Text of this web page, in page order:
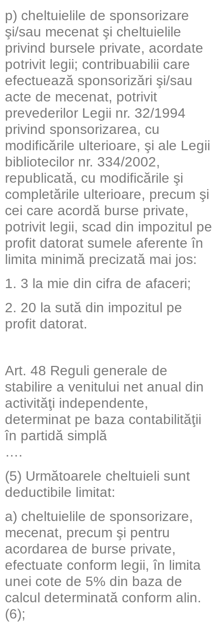
p) cheltuielile de sponsorizare
şi/sau mecenat şi cheltuielile
privind bursele private, acordate
potrivit legii; contribuabilii care
efectuează sponsorizări şi/sau
acte de mecenat, potrivit
prevederilor Legii nr. 32/1994
privind sponsorizarea, cu
modificările ulterioare, şi ale Legii
bibliotecilor nr. 334/2002,
republicată, cu modificările şi
completările ulterioare, precum şi
cei care acordă burse private,
potrivit legii, scad din impozitul pe
profit datorat sumele aferente în
limita minimă precizată mai jos:
1. 3 la mie din cifra de afaceri;
2. 20 la sută din impozitul pe
profit datorat.
Art. 48 Reguli generale de
stabilire a venitului net anual din
activităţi independente,
determinat pe baza contabilităţii
în partidă simplă
….
(5) Următoarele cheltuieli sunt
deductibile limitat:
a) cheltuielile de sponsorizare,
mecenat, precum şi pentru
acordarea de burse private,
efectuate conform legii, în limita
unei cote de 5% din baza de
calcul determinată conform alin.
(6);